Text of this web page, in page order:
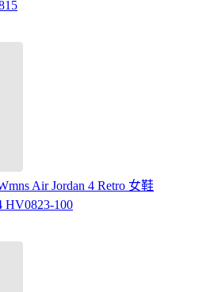
Air Jordan 4 Retro 女鞋
HV0823-100